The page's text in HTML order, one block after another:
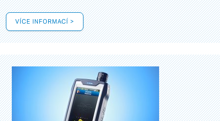
VÍCE INFORMACÍ >